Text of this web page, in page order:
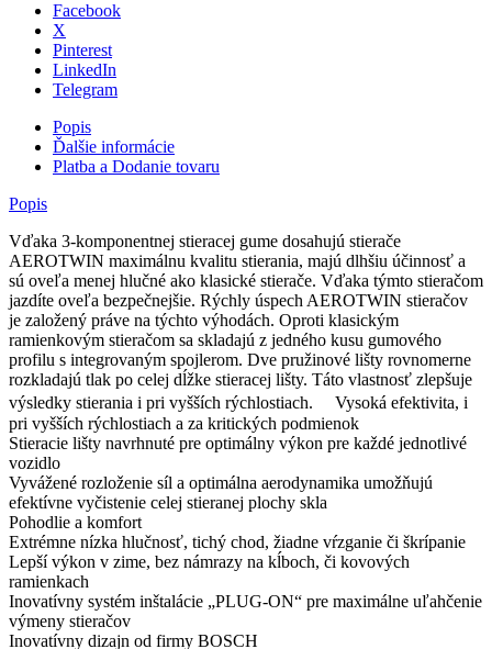
Facebook
X
Pinterest
LinkedIn
Telegram
Popis
Ďalšie informácie
Platba a Dodanie tovaru
Popis
Vďaka 3-komponentnej stieracej gume dosahujú stierače
AEROTWIN maximálnu kvalitu stierania, majú dlhšiu účinnosť a
sú oveľa menej hlučné ako klasické stierače. Vďaka týmto stieračom
jazdíte oveľa bezpečnejšie. Rýchly úspech AEROTWIN stieračov
je založený práve na týchto výhodách. Oproti klasickým
ramienkovým stieračom sa skladajú z jedného kusu gumového
profilu s integrovaným spojlerom. Dve pružinové lišty rovnomerne
rozkladajú tlak po celej dĺžke stieracej lišty. Táto vlastnosť zlepšuje
výsledky stierania i pri vyšších rýchlostiach. Vysoká efektivita, i
pri vyšších rýchlostiach a za kritických podmienok
Stieracie lišty navrhnuté pre optimálny výkon pre každé jednotlivé
vozidlo
Vyvážené rozloženie síl a optimálna aerodynamika umožňujú
efektívne vyčistenie celej stieranej plochy skla
Pohodlie a komfort
Extrémne nízka hlučnosť, tichý chod, žiadne vŕzganie či škrípanie
Lepší výkon v zime, bez námrazy na kĺboch, či kovových
ramienkach
Inovatívny systém inštalácie „PLUG-ON“ pre maximálne uľahčenie
výmeny stieračov
Inovatívny dizajn od firmy BOSCH